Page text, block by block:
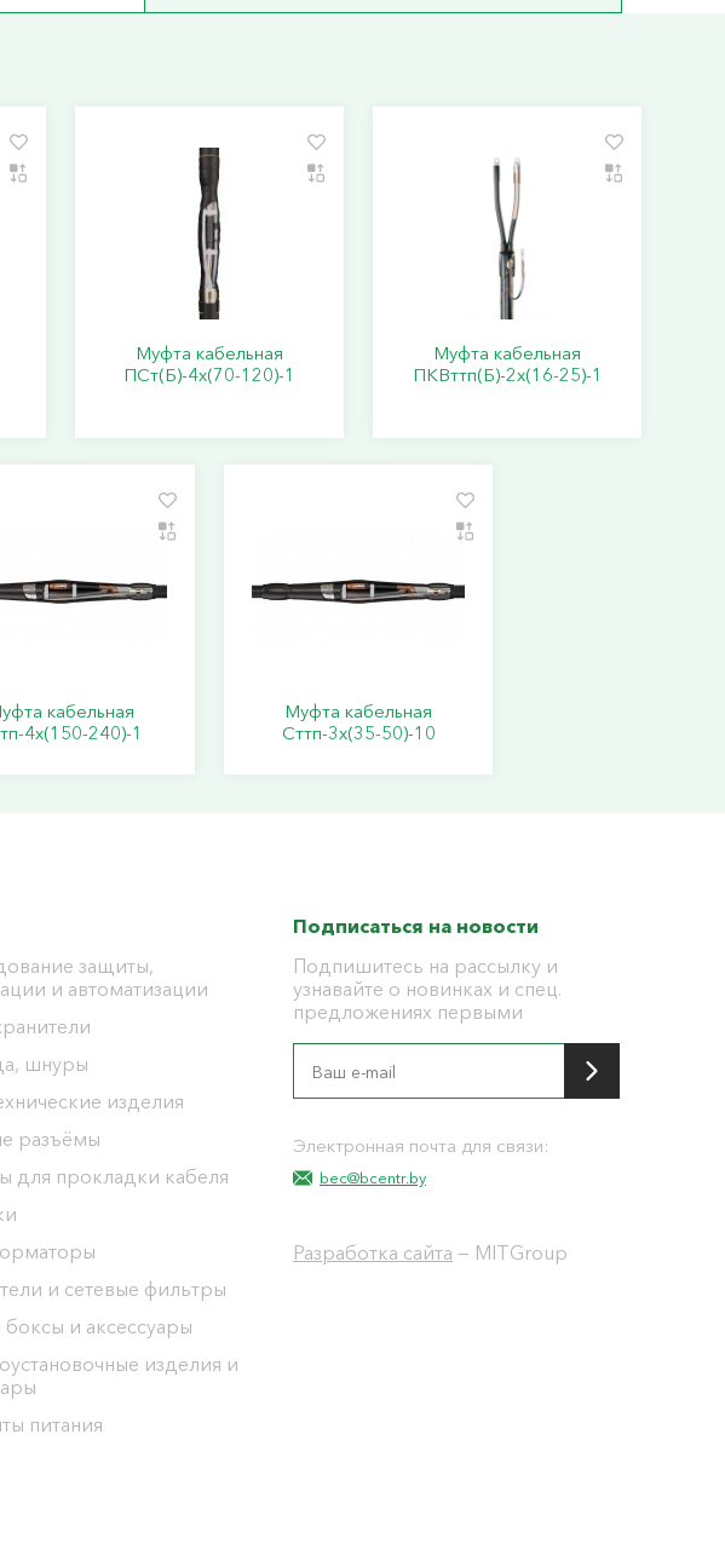
Муфта кабельная
ПСт(Б)-4х(70-120)-1
Муфта кабельная
ПКВттп(Б)-2х(16-25)-1
кабельная
4х(150-240)-1
Муфта кабельная
Сттп-3х(35-50)-10
защиты,
и автоматизации
шнуры
изделия
разъёмы
для прокладки кабеля
и сетевые фильтры
и аксессуары
изделия и
питания
Подписаться на новости
Подпишитесь на рассылку и
узнавайте о новинках и спец.
предложениях первыми
Электронная почта для связи:
bec@bcentr.by
Разработка сайта — MITGroup